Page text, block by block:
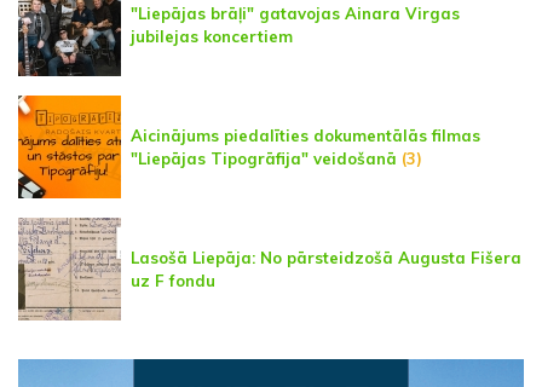
"Liepājas brāļi" gatavojas Ainara Virgas
jubilejas koncertiem
Aicinājums piedalīties dokumentālās filmas
"Liepājas Tipogrāfija" veidošanā (3)
Lasošā Liepāja: No pārsteidzošā Augusta Fišera
uz F fondu